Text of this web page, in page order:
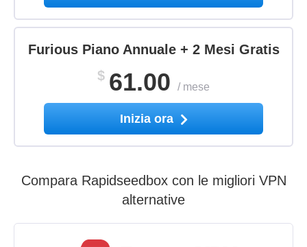
Furious Piano Annuale + 2 Mesi Gratis
$ 61.00 / mese
Inizia ora
Compara Rapidseedbox con le migliori VPN
alternative